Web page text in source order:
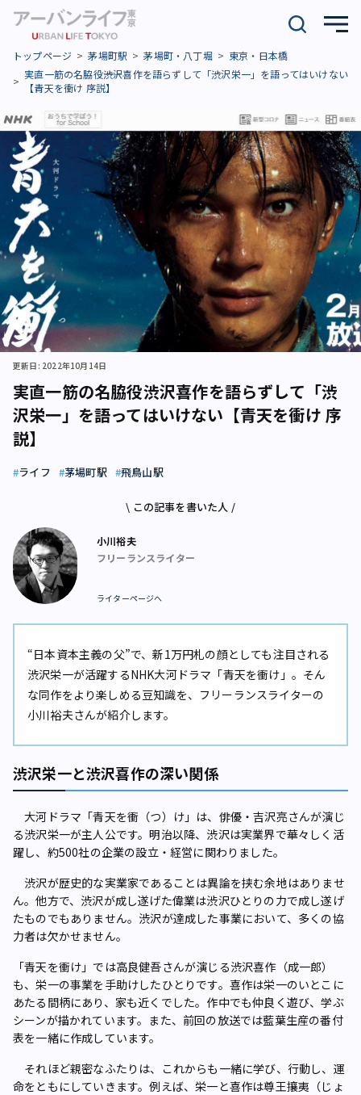
トップページ 茅場町駅 茅場町・八丁堀
東京・日本橋
実直一筋の名脇役――渋沢喜作を語らずして「渋沢栄一」を語ってはいけない
【青天を衝け 序説】
実直一筋の名脇役――渋沢喜作を語らずして「渋
沢栄一」を語ってはいけない【青天を衝け 序
説】
更新日: 2022年10月14日
ライフ 茅場町駅 飛鳥山駅
\ この記事を書いた人 /
小川裕夫
フリーランスライター
ライターページへ
“日本資本主義の父”で、新1万円札の顔としても注目される
渋沢栄一が活躍するNHK大河ドラマ「青天を衝け」。そん
な同作をより楽しめる豆知識を、フリーランスライターの
小川裕夫さんが紹介します。
渋沢栄一と渋沢喜作の深い関係
大河ドラマ「青天を衝（つ）け」は、俳優・吉沢亮さんが演じ
る渋沢栄一が主人公です。明治以降、渋沢は実業界で華々しく活
躍し、約500社の企業の設立・経営に関わりました。
渋沢が歴史的な実業家であることは異論を挟む余地はありませ
ん。他方で、渋沢が成し遂げた偉業は渋沢ひとりの力で成し遂げ
たものでもありません。渋沢が達成した事業において、多くの協
力者は欠かせません。
「青天を衝け」では高良健吾さんが演じる渋沢喜作（成一郎）
も、栄一の事業を手助けしたひとりです。喜作は栄一のいとこに
あたる間柄にあり、家も近くでした。作中でも仲良く遊び、学ぶ
シーンが描かれています。また、前回の放送では藍葉生産の番付
表を一緒に作成しています。
それほど親密なふたりは、これからも一緒に学び、行動し、運
命をともにしていきます。例えば、栄一と喜作は尊王攘夷（じょ